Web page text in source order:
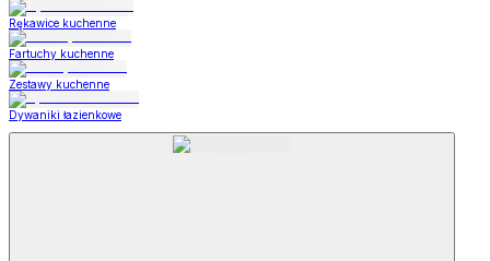
Rękawice kuchenne
Fartuchy kuchenne
Zestawy kuchenne
Dywaniki łazienkowe